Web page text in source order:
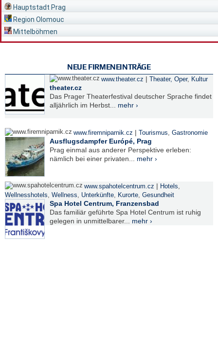
Hauptstadt Prag
Region Olomouc
Mittelböhmen
NEUE FIRMENEINTRÄGE
www.theater.cz | Theater, Oper, Kultur
theater.cz
Das Prager Theaterfestival deutscher Sprache findet
alljährlich im Herbst... mehr ›
www.firemniparnik.cz | Tourismus, Gastronomie
Ausflugsdampfer Európé, Prag
Prag einmal aus anderer Perspektive erleben:
nämlich bei einer privaten... mehr ›
www.spahotelcentrum.cz | Hotels,
Wellnesshotels, Wellness, Unterkünfte, Kurorte, Gesundheit
Spa Hotel Centrum, Franzensbad
Das familiär geführte Spa Hotel Centrum ist ruhig
gelegen in unmittelbarer... mehr ›